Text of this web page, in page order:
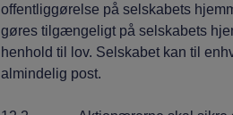
offentliggørelse på selskabets
gøres tilgængeligt på selskabets
henhold til lov. Selskabet kan til
almindelig post.